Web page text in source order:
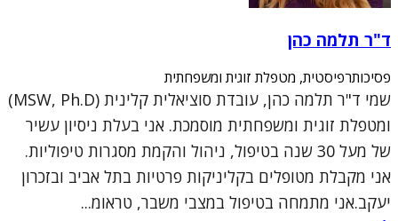
ד"ר תלמה כהן
פסיכותרפיסטית, מטפלת זוגית ומשפחתית
שמי ד"ר תלמה כהן, עובדת סוציאלית קלינית (MSW, Ph.D)
ומטפלת זוגית ומשפחתית מוסמכת. אני בעלת ניסיון עשיר
של מעל 30 שנה בטיפול, ניהול והקמת מסגרות טיפוליות.
אני מקבלת מטופלים בקליניקות פרטיות בתל אביב ובזכרון
יעקב.אני מתמחה בטיפול במצבי משבר, טראומ...